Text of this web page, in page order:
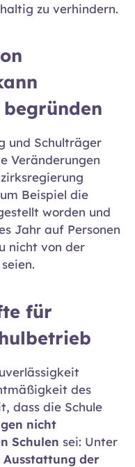
zu verhindern.
und Schulträger
Veränderungen
Beispiel die
worden und
Jahr auf Personen
nicht von der
für
des
dass die Schule
nicht
Schulen sei: Unter
Ausstattung der